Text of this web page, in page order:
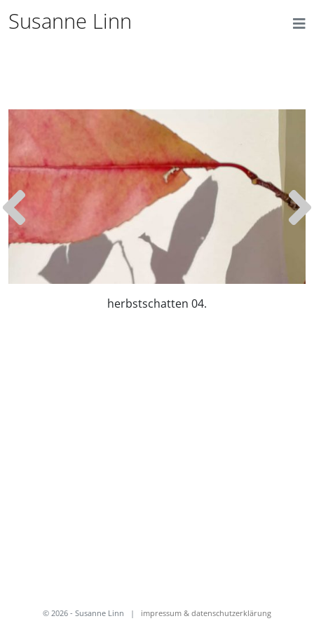
Susanne Linn
herbstschatten 04.
© 2026 - Susanne Linn | impressum & datenschutzerklärung